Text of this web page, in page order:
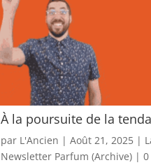
À la poursuite de la
par L'Ancien | Août 21, 2025|
Newsletter Parfum (Archive)| 0